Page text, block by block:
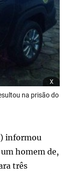
x
na prisão do
informou
homem de,
três